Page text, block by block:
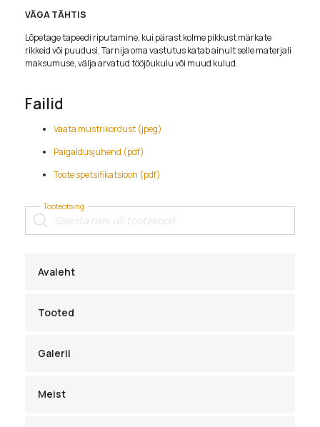
Tooteotsing
Products
search
Avaleht
Tooted
Galerii
Meist
VÄGA TÄHTIS
Lõpetage tapeedi riputamine, kui pärast kolme pikkust märkate
rikkeid või puudusi. Tarnija oma vastutus katab ainult selle materjali
maksumuse, välja arvatud tööjõukulu või muud kulud.
Failid
Vaata mustrikordust (jpeg)
Paigaldusjuhend (pdf)
Toote spetsifikatsioon (pdf)